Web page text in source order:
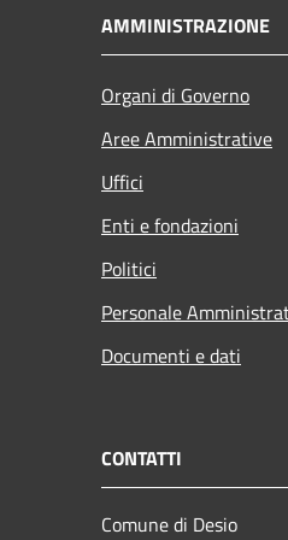
AMMINISTRAZIONE
Organi di Governo
Aree Amministrative
Uffici
Enti e fondazioni
Politici
Personale
Documenti e dati
CONTATTI
Comune di Desio